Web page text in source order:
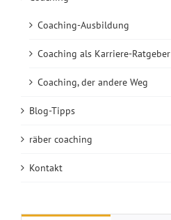
Coaching-Ausbildung
Coaching als Karriere-Ratgeber
Coaching, der andere Weg
Blog-Tipps
räber coaching
Kontakt